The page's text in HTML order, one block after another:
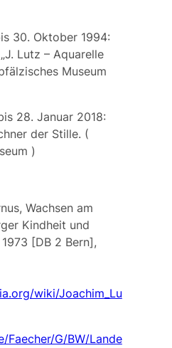
30. Oktober 1994:
Lutz – Aquarelle
Museum
28. Januar 2018:
der Stille. (
)
Wachsen am
Kindheit und
[DB 2 Bern],
wiki/Joachim_Lu
Faecher/G/BW/Lande